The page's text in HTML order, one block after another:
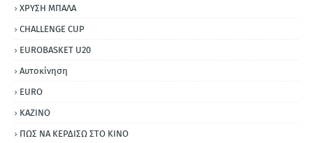
ΧΡΥΣΗ ΜΠΑΛΑ
CHALLENGE CUP
EUROBASKET U20
Αυτοκίνηση
ΕURO
ΚΑΖΙΝΟ
ΠΩΣ ΝΑ ΚΕΡΔΙΣΩ ΣΤΟ ΚΙΝΟ